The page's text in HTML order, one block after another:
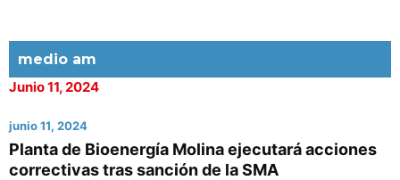
medio am
Junio 11, 2024
junio 11, 2024
Planta de Bioenergía Molina ejecutará acciones
correctivas tras sanción de la SMA